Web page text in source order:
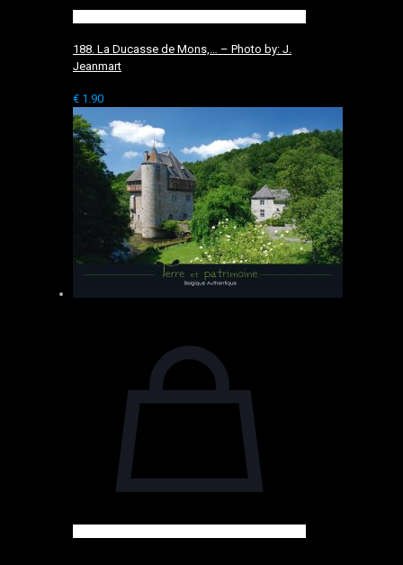
188. La Ducasse de Mons,… – Photo by: J.
Jeanmart
€ 1.90